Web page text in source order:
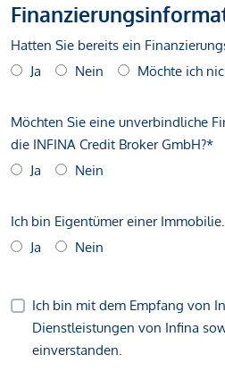
Hatten Sie bereits ein
Ja
Nein Möchte ich
Möchten Sie eine unverbindliche
die INFINA Credit Broker GmbH?*
Ja
Nein
Ich bin Eigentümer einer Immobilie.
Ja
Nein
Ich bin mit dem Empfang von
Dienstleistungen von Infina
einverstanden.